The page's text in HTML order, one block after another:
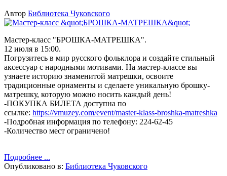
Автор Библиотека Чуковского
Мастер-класс "БРОШКА-МАТРЕШКА".
12 июля в 15:00.
Погрузитесь в мир русского фольклора и создайте стильный
аксессуар с народными мотивами. На мастер-классе вы
узнаете историю знаменитой матрешки, освоите
традиционные орнаменты и сделаете уникальную брошку-
матрешку, которую можно носить каждый день!
-ПОКУПКА БИЛЕТА доступна по
ссылке: https://vmuzey.com/event/master-klass-broshka-matreshka
-Подробная информация по телефону: 224-62-45
-Количество мест ограничено!
Подробнее ...
Опубликовано в: Библиотека Чуковского